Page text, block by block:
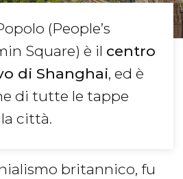
(People’s
Square) è il centro
di Shanghai, ed è
di tutte le tappe
città.
britannico, fu